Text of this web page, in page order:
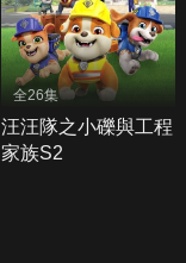
全26集
汪汪隊之小礫與工程
家族S2